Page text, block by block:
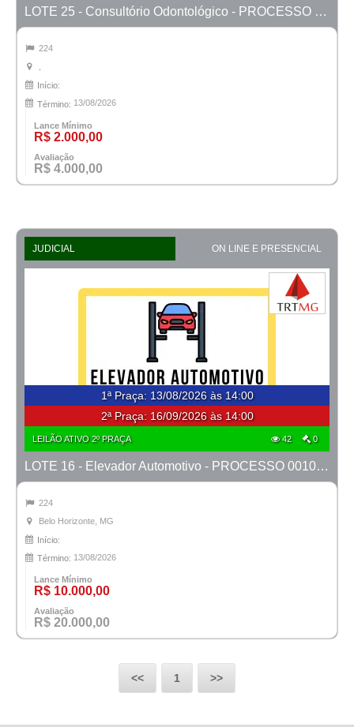
LOTE 25 - Consultório Odontológico - PROCESSO 0010709-59.2025-42ª BH
224
Início:
Término: 13/08/2026
Lance Mínimo
R$ 2.000,00
Avaliação
R$ 4.000,00
JUDICIAL ON LINE E PRESENCIAL
1ª Praça: 13/08/2026 às 14:00
2ª Praça: 16/09/2026 às 14:00
LEILÃO ATIVO 2º PRAÇA 42 0
LOTE 16 - Elevador Automotivo - PROCESSO 0010633-63.2025-27ª BH
224
Belo Horizonte, MG
Início:
Término: 13/08/2026
Lance Mínimo
R$ 10.000,00
Avaliação
R$ 20.000,00
<< 1 >>